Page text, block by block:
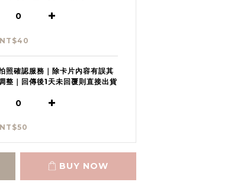
照確認服務｜除卡片內容有誤其
整｜回傳後1天未回覆則直接出貨
BUY NOW